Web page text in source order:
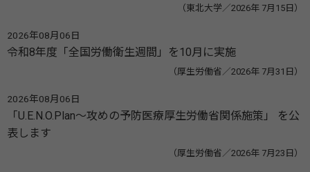
（東北大学／2026年 7月15日）
2026年08月06日
令和8年度「全国労働衛生週間」を10月に実施
（厚生労働省／2026年 7月31日）
2026年08月06日
「U.E.N.O.Plan～攻めの予防医療厚生労働省関係施策」 を公
表します
（厚生労働省／2026年 7月23日）